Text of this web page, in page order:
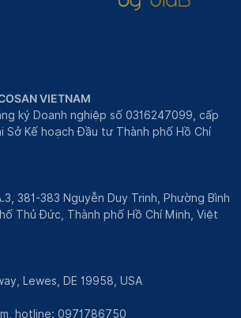
VIETNAM
ký Doanh nghiệp số 0316247099, cấp
Kế hoạch Đầu tư Thành phố Hồ Chí
381-383 Nguyễn Duy Trinh, Phường Bình
Thủ Đức, Thành phố Hồ Chí Minh, Việt
Lewes, DE 19958, USA
, hotline: 0971786750